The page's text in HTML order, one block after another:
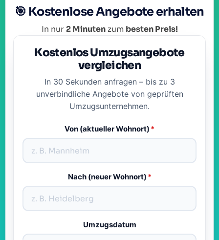
🎯 Kostenlose Angebote erhalten
In nur2 Minutenzum besten Preis!
Kostenlos Umzugsangebote
vergleichen
In 30 Sekunden anfragen – bis zu 3
unverbindliche Angebote von geprüften
Umzugsunternehmen.
Von (aktueller Wohnort) *
Nach (neuer Wohnort) *
Umzugsdatum